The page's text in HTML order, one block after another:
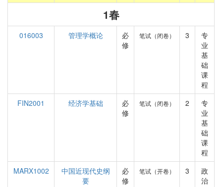
1春
016003 管理学概论
必
修
笔试（闭卷） 3
专
业
基
础
课
程
FIN2001
经济学基础
必
修
笔试（闭卷） 2
专
业
基
础
课
程
MARX1002
中国近现代史纲
要
必
修
笔试（开卷） 3
政
治